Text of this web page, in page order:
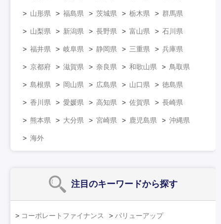
山形県 福島県 茨城県 栃木県 群馬県
山梨県 新潟県 長野県 富山県 石川県
福井県 岐阜県 静岡県 三重県 兵庫県
京都府 滋賀県 奈良県 和歌山県 鳥取県
島根県 岡山県 広島県 山口県 徳島県
香川県 愛媛県 高知県 佐賀県 長崎県
熊本県 大分県 宮崎県 鹿児島県 沖縄県
海外
注目のキーワードから探す
コーポレートファイナンス バリューアップ